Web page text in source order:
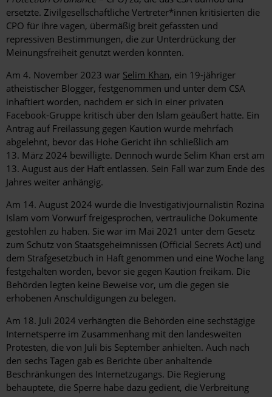
ersetzte. Zivilgesellschaftliche Vertreter*innen kritisierten die
CPO für ihre vagen, übermäßig breit gefassten und
repressiven Bestimmungen, die zur Unterdrückung der
Meinungsfreiheit genutzt werden könnten.
Am 4. November 2023 war Selim Khan, ein 19-jähriger
atheistischer Blogger, festgenommen und unter dem CSA
inhaftiert worden, nachdem er sich in einer privaten
Facebook-Gruppe kritisch über den Islam geäußert hatte. Ein
Antrag auf Freilassung gegen Kaution wurde mehrfach
abgelehnt, bevor das Hohe Gericht ihn schließlich am
13. März 2024 bewilligte. Dennoch wurde Selim Khan erst am
13. August aus der Haft entlassen. Sein Fall war zum Ende des
Jahres weiter anhängig.
Am 14. August 2024 wurde die Investigativjournalistin Rozina
Islam vom Vorwurf freigesprochen, vertrauliche Dokumente
gestohlen zu haben. Sie war im Mai 2021 unter dem Gesetz
zum Schutz von Staatsgeheimnissen (Official Secrets Act) und
dem Strafgesetzbuch in Haft genommen und eine Woche lang
festgehalten worden, bevor sie gegen Kaution freikam. Die
Behörden legten keine Beweise vor, um die gegen sie
erhobenen Anschuldigungen zu belegen.
Am 18. Juli 2024 verhängten die Behörden eine sechstägige
Internetsperre im Zusammenhang mit den landesweiten
Protesten, die von Juli bis September anhielten. Auch nach
den sechs Tagen gab es Berichte über anhaltende
Beschränkungen des Internetzugangs. Die Regierung
behauptete, die Sperre habe dazu gedient, die Verbreitung